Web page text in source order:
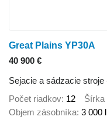
Great Plains YP30A
40 900 €
Sejacie a sádzacie
Počet riadkov 12 Šírka
Objem zásobníka 3 000 l